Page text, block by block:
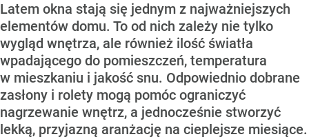
Latem okna stają się jednym z najważniejszych
elementów domu. To od nich zależy nie tylko
wygląd wnętrza, ale również ilość światła
wpadającego do pomieszczeń, temperatura
w mieszkaniu i jakość snu. Odpowiednio dobrane
zasłony i rolety mogą pomóc ograniczyć
nagrzewanie wnętrz, a jednocześnie stworzyć
lekką, przyjazną aranżację na cieplejsze miesiące.